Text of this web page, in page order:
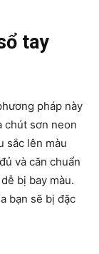
tay
pháp này
chút sơn neon
sắc lên màu
và căn chuẩn
bị bay màu.
bạn sẽ bị đặc